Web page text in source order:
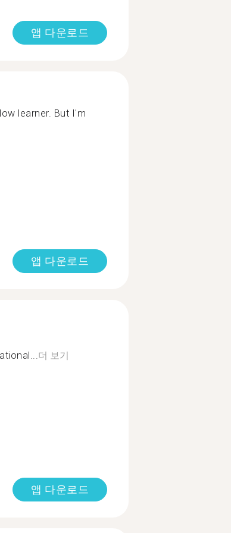
앱 다운로드
learner. But I'm
앱 다운로드
더 보기
앱 다운로드